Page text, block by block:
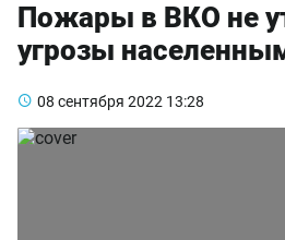
Пожары в ВКО не
угрозы
08 сентября 2022 13:28